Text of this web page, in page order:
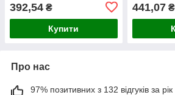
392,54 ₴
Купити
441,07₴
Про нас
97% позитивних з 132 відгуків за рік